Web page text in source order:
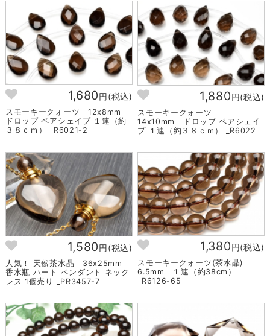
1,680円(税込)
スモーキークォーツ 12x8mm
ドロップ ペアシェイプ １連（約
３８ｃｍ） _R6021-2
1,880円(税込)
スモーキークォーツ
14x10mm ドロップ ペアシェイ
プ １連（約３８ｃｍ） _R6022
1,580円(税込)
人気！ 天然茶水晶 36x25mm
香水瓶 ハート ペンダント ネック
レス 1個売り _PR3457-7
1,380円(税込)
スモーキークォーツ(茶水晶)
6.5mm １連（約38cm）
_R6126-65